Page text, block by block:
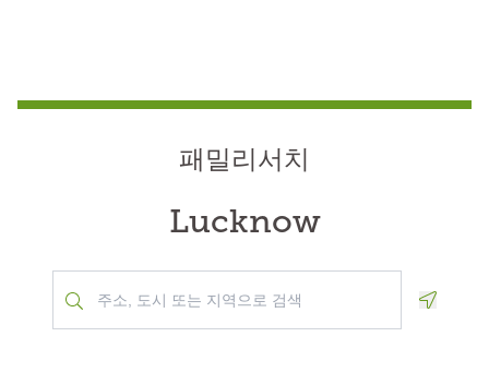
패밀리서치
Lucknow